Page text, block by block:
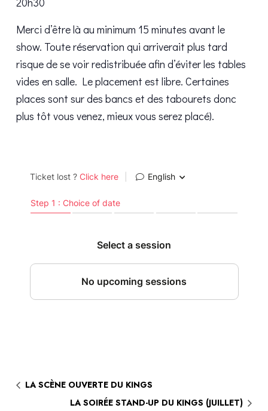
Merci d’être là au minimum 15 minutes avant le
show. Toute réservation qui arriverait plus tard
risque de se voir redistribuée afin d’éviter les tables
vides en salle. Le placement est libre. Certaines
places sont sur des bancs et des tabourets donc
plus tôt vous venez, mieux vous serez placé).
LA SCÈNE OUVERTE DU KINGS
LA SOIRÉE STAND-UP DU KINGS (JUILLET)